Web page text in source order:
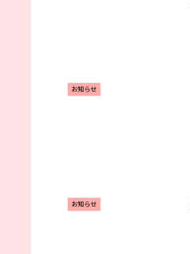
お知らせ
お知らせ